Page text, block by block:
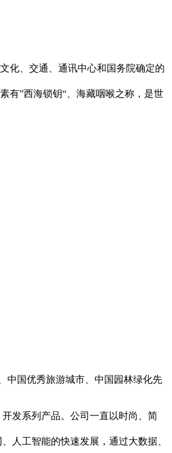
化、交通、通讯中心和国务院确定的
有”西海锁钥“、海藏咽喉之称，是世
中国优秀旅游城市、中国园林绿化先
发系列产品。公司一直以时尚、简
人工智能的快速发展，通过大数据、